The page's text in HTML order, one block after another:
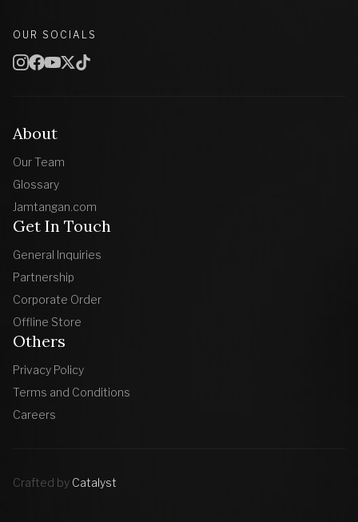
About
Our Team
Glossary
Jamtangan.com
Get In Touch
General Inquiries
Partnership
Corporate Order
Offline Store
Others
Privacy Policy
Terms and Conditions
Careers
OUR SOCIALS
Crafted by Catalyst